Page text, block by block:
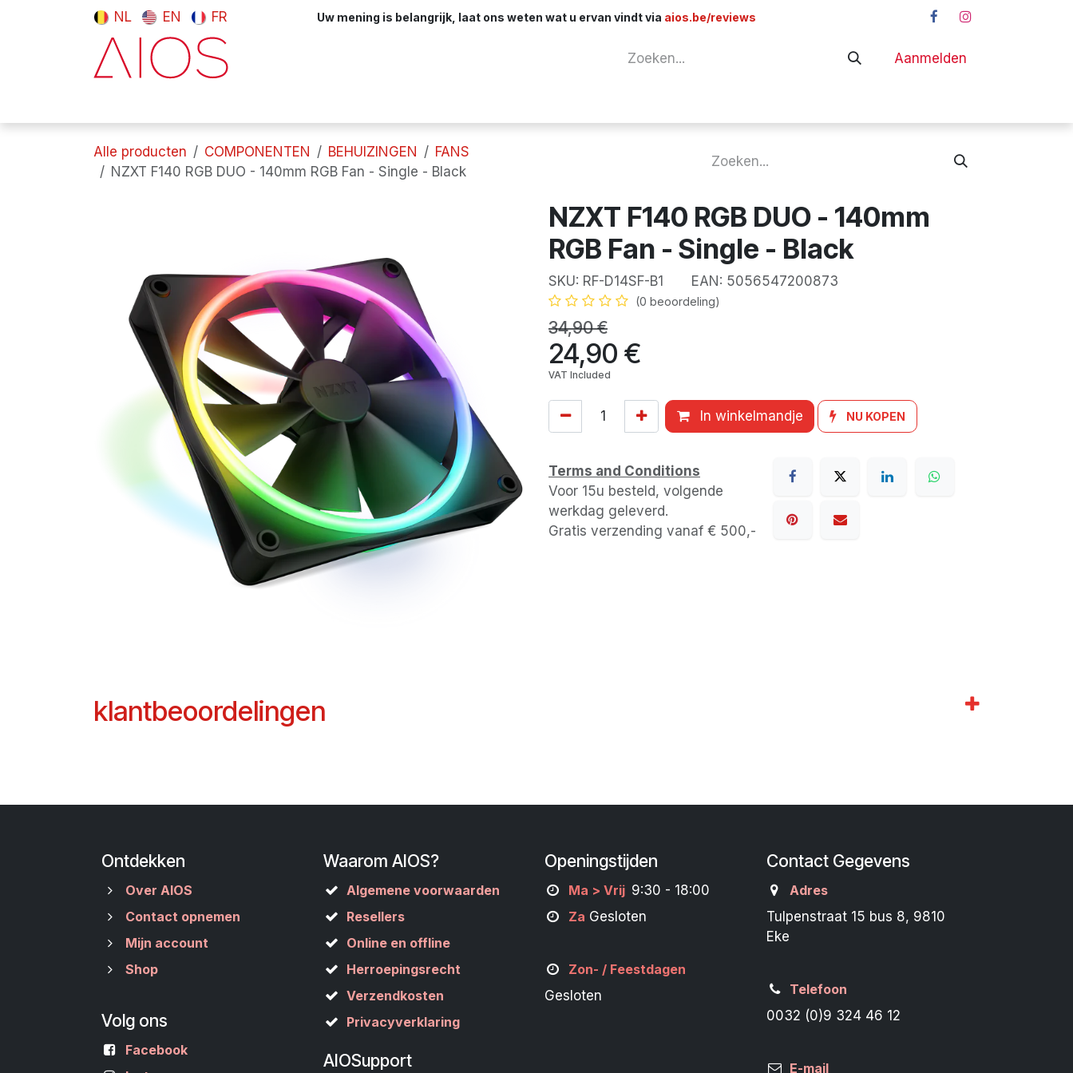
Overslaan naar inhoud
NL EN FR Uw mening is belangrijk, laat ons weten wat u ervan vindt via aios.be/reviews
Aanmelden
Alle producten COMPONENTEN BEHUIZINGEN
FANS
NZXT F140 RGB DUO - 140mm RGB Fan - Single - Black
NZXT F140 RGB DUO - 140mm
RGB Fan - Single - Black
SKU: RF-D14SF-B1 EAN: 5056547200873
(0 beoordeling)
34,90€
24,90 €
VAT Included
In winkelmandje NU KOPEN
Terms and Conditions
Voor 15u besteld, volgende
werkdag geleverd.
Gratis verzending vanaf € 500,-
klantbeoordelingen
Ontdekken
Over AIOS
Contact opnemen
Mijn account
Shop
Waarom AIOS?
Algemene voorwaarden
Resellers
Online en offline
Herroepingsrecht
Verzendkosten
Privacyverklaring
Openingstijden
Ma > Vrij 9:30 - 18:00
Za Gesloten
Zon- / Feestdagen
Gesloten
Contact Gegevens
Adres
Tulpenstraat 15 bus 8, 9810
Eke
Telefoon
0032 (0)9 324 46 12
E-mail
Volg ons
Facebook
AIOSupport